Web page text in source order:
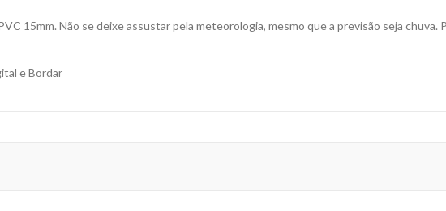
15mm. Não se deixe assustar pela meteorologia, mesmo que a previsão seja
e Bordar